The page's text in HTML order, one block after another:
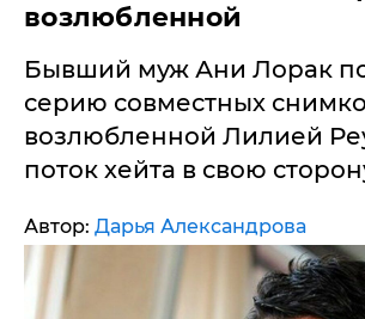
возлюбленной
Бывший муж Ани Лорак
серию совместных
возлюбленной Лилией
поток хейта в свою
Автор: Дарья Александрова